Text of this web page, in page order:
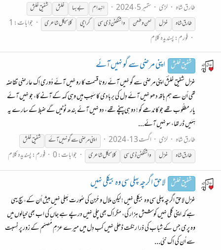
طارق شاہ
لڑی ستمبر 5، 2024 انہِدام بے بہا خلش شفیقخلش
طارق شاہ
غزل لعن و طعن واشنگٹن ڈی سی کراچی کلاسیکل شاعری
جوابات: 1
فورم:پسندیدہ کلام
شفیق خلش اپنی مرضی سے گو نہیں آئے
غزل شفیق خلشؔ اپنی مرضی سے گو نہیں آئے رونا قسمت کا رو نہیں آئے دُوری اِک عارضی تقاضہ
تھی اُن سے ہم ہاتھ دھو نہیں آئے دِل کی بربادی کا سَبب ہیں وہی کہہ کے آنے کا، جو نہیں آئے
یار مطلُوب تھے جو کاندھے کو ! دو ہی پہنچے تھے، دو نہیں آئے بندھ ٹوٹیں گے ضبط کے سارے یہ
ہَمَیں ڈر تھا، سو نہیں آئے...
طارق شاہ
لڑی اگست 13، 2024 اپنی مرضی سے گو نہیں آئے شفیقخلش
طارق شاہ
غزل واشنگٹن ڈی سی کلاسیکل شاعری جوابات: 0 فورم:پسندیدہ کلام
شفیق خلش لاحق اگرچہ پہلی سی وہ بیکلی نہیں
غزل لاحق اگرچہ پہلی سی وہ بیکلی نہیں ! لیکن ملال و حُزن کی صُورت بَھلی نہیں ہیش اُن کے، سچ یہی
ہے کہ اپنی گلی نہیں کوشش ہزار کی، مگر اِک بھی چلی نہیں درپے ہے جاں کی اب بھی خیالوں میں
وہ پری جس کے شباب کی ذرا رنگت ڈھلی نہیں کب دِل میں میرے عزمِ مُصمّم کے زور پر نِسبت
سے اُن کی اِک نئی...